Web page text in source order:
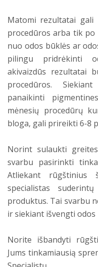
Matomi rezultatai
procedūros arba tik
nuo odos būklės ar
pilingu pridrėkinti
akivaizdūs rezultatai
procedūros.
panaikinti
mėnesių procedūrų
bloga, gali prireikti 6-8
Norint sulaukti
svarbu pasirinkti
Atliekant rūgštinius
specialistas
produktus. Tai svarbu
ir siekiant išvengti
Norite išbandyti
Jums tinkamiausią